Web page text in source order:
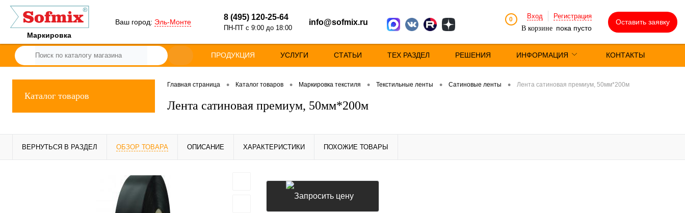
Маркировка
Ваш город: Эль-Монте
8 (495) 120-25-64
ПН-ПТ с 9:00 до 18:00
info@sofmix.ru 0 Вход
Регистрация
В корзине пока пусто
Оставить заявку
ПРОДУКЦИЯ УСЛУГИ СТАТЬИ ТЕХ РАЗДЕЛ РЕШЕНИЯ ИНФОРМАЦИЯ КОНТАКТЫ
Каталог товаров
Главная страница • Каталог товаров • Маркировка текстиля • Текстильные ленты • Сатиновые ленты • Лента сатиновая премиум, 50мм*200м
Лента сатиновая премиум, 50мм*200м
ВЕРНУТЬСЯ В РАЗДЕЛ ОБЗОР ТОВАРА ОПИСАНИЕ ХАРАКТЕРИСТИКИ ПОХОЖИЕ ТОВАРЫ